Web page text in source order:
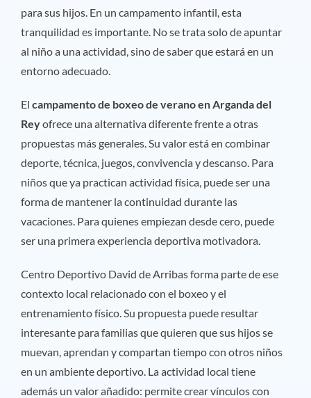
para sus hijos. En un campamento infantil, esta
tranquilidad es importante. No se trata solo de apuntar
al niño a una actividad, sino de saber que estará en un
entorno adecuado.
El campamento de boxeo de verano en Arganda del
Reyofrece una alternativa diferente frente a otras
propuestas más generales. Su valor está en combinar
deporte, técnica, juegos, convivencia y descanso. Para
niños que ya practican actividad física, puede ser una
forma de mantener la continuidad durante las
vacaciones. Para quienes empiezan desde cero, puede
ser una primera experiencia deportiva motivadora.
Centro Deportivo David de Arribas forma parte de ese
contexto local relacionado con el boxeo y el
entrenamiento físico. Su propuesta puede resultar
interesante para familias que quieren que sus hijos se
muevan, aprendan y compartan tiempo con otros niños
en un ambiente deportivo. La actividad local tiene
además un valor añadido: permite crear vínculos con